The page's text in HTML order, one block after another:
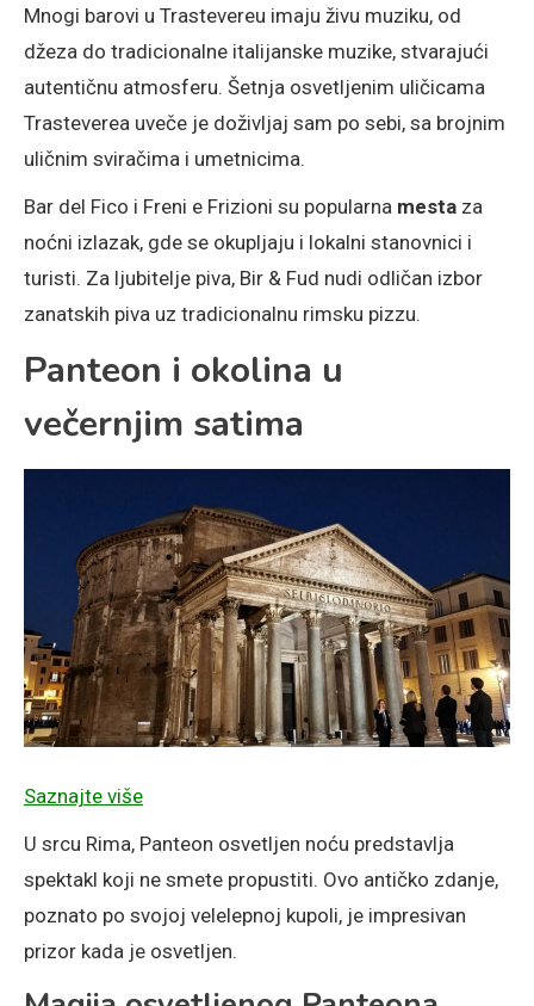
Mnogi barovi u Trastevereu imaju živu muziku, od
džeza do tradicionalne italijanske muzike, stvarajući
autentičnu atmosferu. Šetnja osvetljenim uličicama
Trasteverea uveče je doživljaj sam po sebi, sa brojnim
uličnim sviračima i umetnicima.
Bar del Fico i Freni e Frizioni su popularna mesta za
noćni izlazak, gde se okupljaju i lokalni stanovnici i
turisti. Za ljubitelje piva, Bir & Fud nudi odličan izbor
zanatskih piva uz tradicionalnu rimsku pizzu.
Panteon i okolina u
večernjim satima
Saznajte više
U srcu Rima, Panteon osvetljen noću predstavlja
spektakl koji ne smete propustiti. Ovo antičko zdanje,
poznato po svojoj velelepnoj kupoli, je impresivan
prizor kada je osvetljen.